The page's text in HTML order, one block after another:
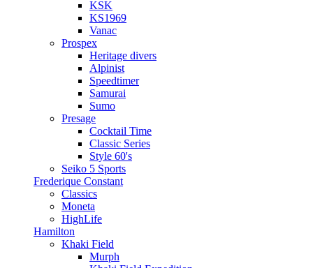
KSK
KS1969
Vanac
Prospex
Heritage divers
Alpinist
Speedtimer
Samurai
Sumo
Presage
Cocktail Time
Classic Series
Style 60's
Seiko 5 Sports
Frederique Constant
Classics
Moneta
HighLife
Hamilton
Khaki Field
Murph